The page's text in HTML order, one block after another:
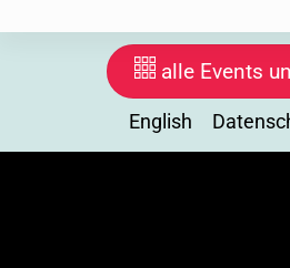
alle Events
English